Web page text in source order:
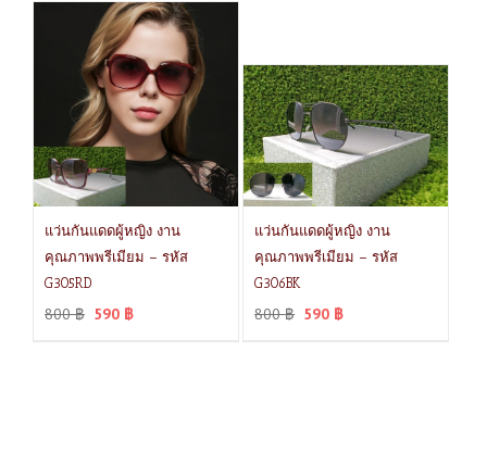
แว่นกันแดดผู้หญิง งาน
คุณภาพพรีเมียม – รหัส
G305RD
800฿ 590 ฿
แว่นกันแดดผู้หญิง งาน
คุณภาพพรีเมียม – รหัส
G306BK
800฿ 590 ฿